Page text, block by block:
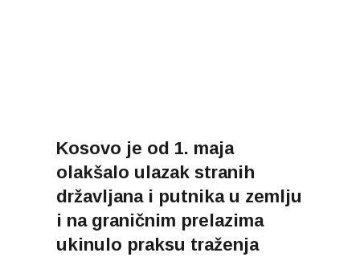
Kosovo je od 1. maja
olakšalo ulazak stranih
državljana i putnika u zemlju
i na graničnim prelazima
ukinulo praksu traženja